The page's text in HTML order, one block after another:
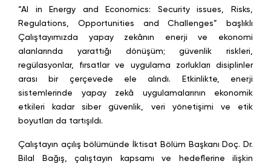
“AI in Energy and Economics: Security issues, Risks,
Regulations, Opportunities and Challenges” başlıklı
Çalıştayımızda yapay zekânın enerji ve ekonomi
alanlarında yarattığı dönüşüm; güvenlik riskleri,
regülasyonlar, fırsatlar ve uygulama zorlukları disiplinler
arası bir çerçevede ele alındı. Etkinlikte, enerji
sistemlerinde yapay zekâ uygulamalarının ekonomik
etkileri kadar siber güvenlik, veri yönetişimi ve etik
boyutları da tartışıldı.
Çalıştayın açılış bölümünde İktisat Bölüm Başkanı Doç. Dr.
Bilal Bağış, çalıştayın kapsamı ve hedeflerine ilişkin